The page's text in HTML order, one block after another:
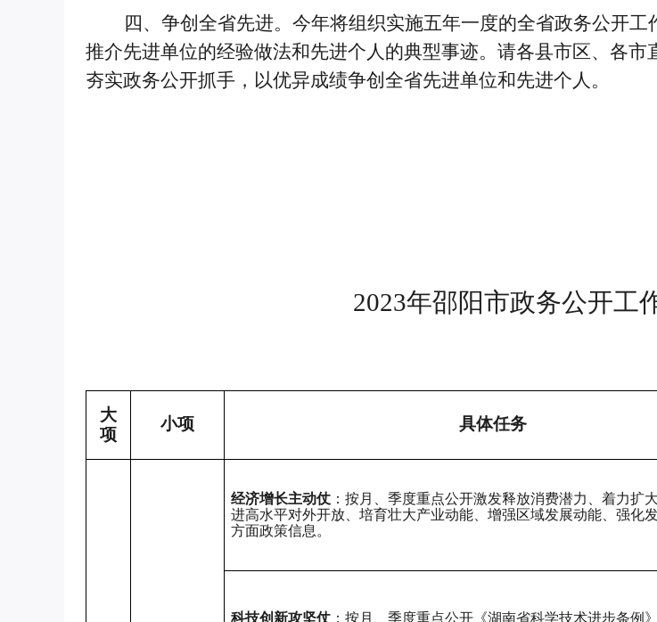
四、争创全省先进。 今年将组织实施五年一度的全省政务公开
推介先进单位的经验做法和先进个人的典型事迹。请各县市区、各市
夯实政务公开抓手，以优异成绩争创全省先进单位和先进个人。
2023年邵阳市政务公开工
大
项
小项 具体任务
经济增长主动仗 ：按月、季度重点公开激发释放消费潜力、着力扩
进高水平对外开放、培育壮大产业动能、增强区域发展动能、强化
方面政策信息。
科技创新攻坚仗 ：按月、季度重点公开《湖南省科学技术进步条例